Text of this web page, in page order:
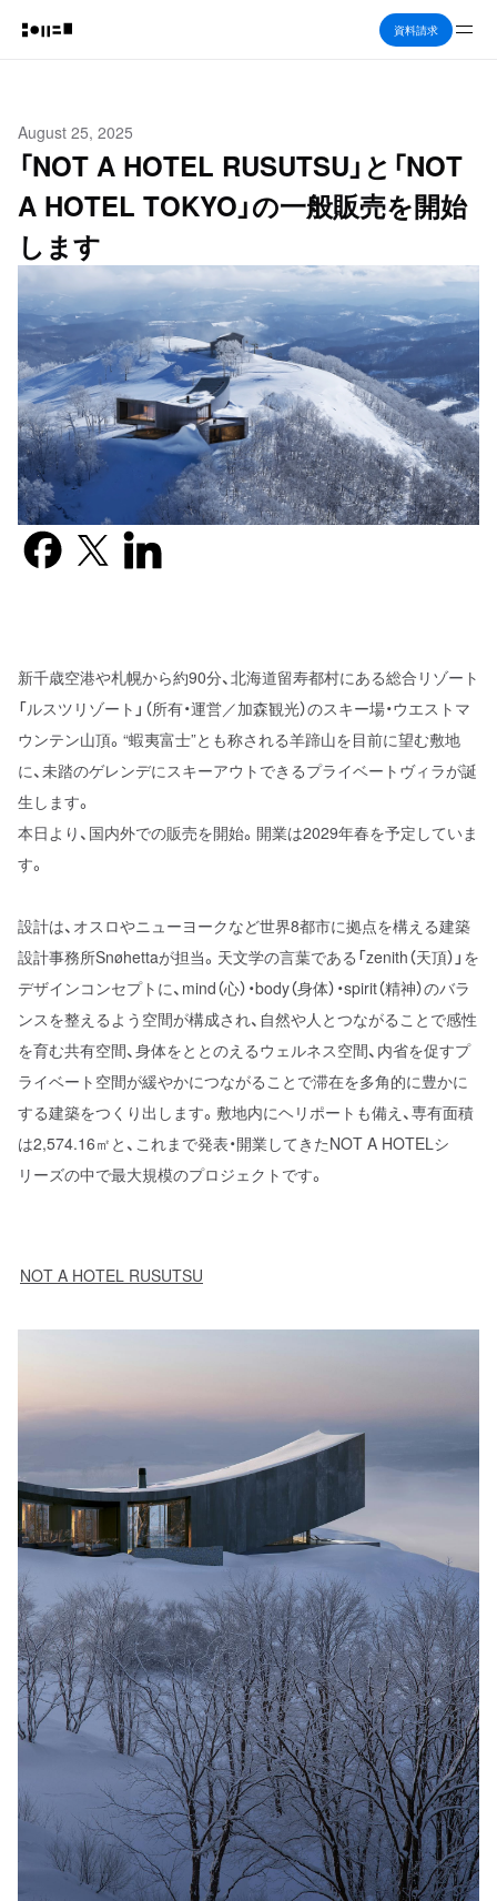
資料請求
August 25, 2025
「NOT A HOTEL RUSUTSU」と「NOT
A HOTEL TOKYO」の一般販売を開始
します
FacebookX previously known as Twitter
LinkedIn
新千歳空港や札幌から約90分、北海道留寿都村にある総合リゾート
「ルスツリゾート」（所有・運営／加森観光）のスキー場・ウエストマ
ウンテン山頂。“蝦夷富士”とも称される羊蹄山を目前に望む敷地
に、未踏のゲレンデにスキーアウトできるプライベートヴィラが誕
生します。
本日より、国内外での販売を開始。開業は2029年春を予定していま
す。
設計は、オスロやニューヨークなど世界8都市に拠点を構える建築
設計事務所Snøhettaが担当。天文学の言葉である「zenith（天頂）」を
デザインコンセプトに、mind（心）・body（身体）・spirit（精神）のバラ
ンスを整えるよう空間が構成され、自然や人とつながることで感性
を育む共有空間、身体をととのえるウェルネス空間、内省を促すプ
ライベート空間が緩やかにつながることで滞在を多角的に豊かに
する建築をつくり出します。敷地内にヘリポートも備え、専有面積
は2,574.16㎡と、これまで発表・開業してきたNOT A HOTELシ
リーズの中で最大規模のプロジェクトです。
NOT A HOTEL RUSUTSU